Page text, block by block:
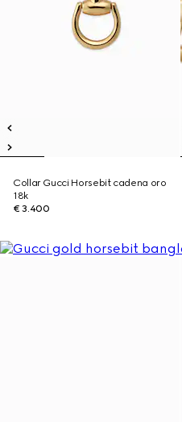
Collar Gucci Horsebit cadena oro
18k
€ 3.400